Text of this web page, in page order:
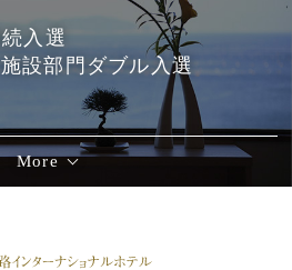
続入選
設部門ダブル入選
More